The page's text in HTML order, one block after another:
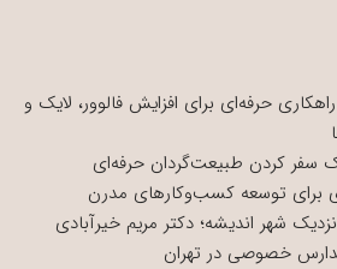
حرفه‌ای برای افزایش فالوور، لایک و
سفر کردن طبیعت‌گردان حرفه‌ای
برای توسعه کسب‌وکارهای مدرن
شهر اندیشه؛ دکتر مریم خیرآبادی
خصوصی در تهران